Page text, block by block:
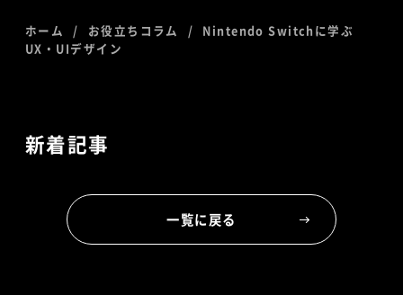
ホーム お役立ちコラム
Nintendo Switchに学ぶ
UX・UIデザイン
新着記事
一覧に戻る